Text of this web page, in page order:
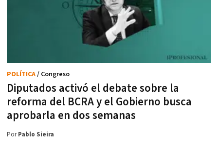
Diputados activó el debate sobre la
reforma del BCRA y el Gobierno busca
aprobarla en dos semanas
POLÍTICA/ Congreso
PorPablo Sieira